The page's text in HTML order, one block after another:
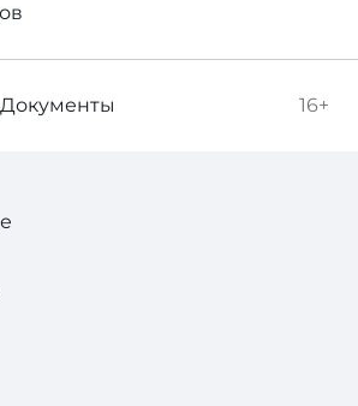
16+
Документы